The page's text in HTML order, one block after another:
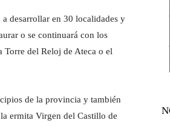
desarrollar en 30 localidades y
o se continuará con los
Torre del Reloj de Ateca o el
de la provincia y también
ermita Virgen del Castillo de